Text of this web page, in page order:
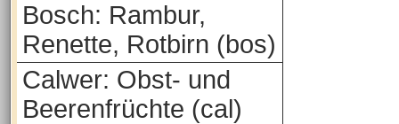
Bosch: Rambur,
Renette, Rotbirn (bos)
Calwer: Obst- und
Beerenfrüchte (cal)